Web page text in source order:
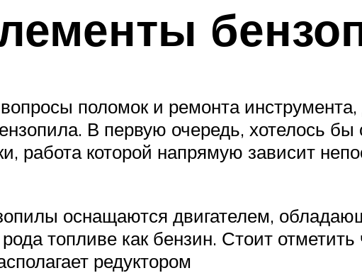
поломок и ремонта
В первую очередь, хотелось
работа которой напрямую зависит
оснащаются двигателем,
рода топливе как бензин. Стоит
редуктором